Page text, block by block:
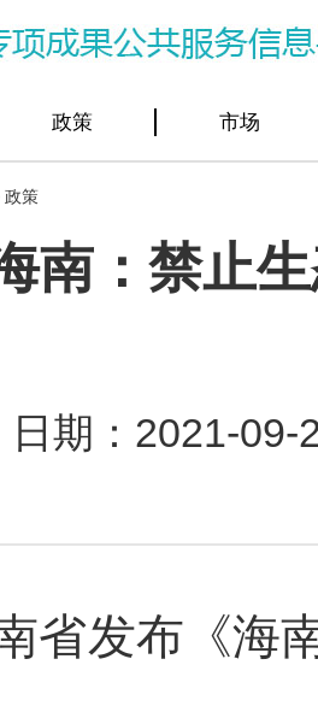
政策 市场
政策
南：禁止
日期：2021-
省发布《海